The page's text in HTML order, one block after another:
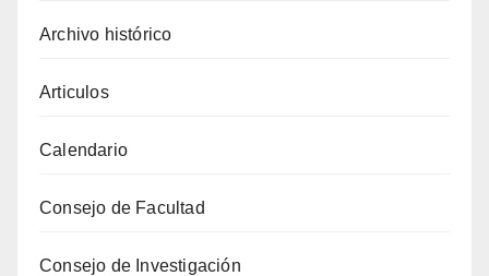
Archivo histórico
Articulos
Calendario
Consejo de Facultad
Consejo de Investigación